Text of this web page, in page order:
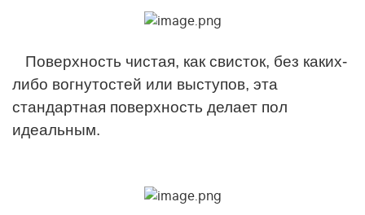
Поверхность чистая, как свисток, без каких-
либо вогнутостей или выступов, эта
стандартная поверхность делает пол
идеальным.